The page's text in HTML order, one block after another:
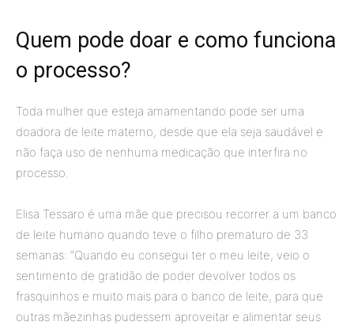
Quem pode doar e como funciona
o processo?
Toda mulher que esteja amamentando pode ser uma
doadora de leite materno, desde que ela seja saudável e
não faça uso de nenhuma medicação que interfira no
processo.
Elisa Tessaro é uma mãe que precisou recorrer a um banco
de leite humano quando teve o filho prematuro de 33
semanas: “Quando eu consegui ter o meu leite, veio o
sentimento de gratidão de poder devolver todos os
frasquinhos e muito mais para o banco de leite, para que
outras mãezinhas pudessem aproveitar e alimentar seus